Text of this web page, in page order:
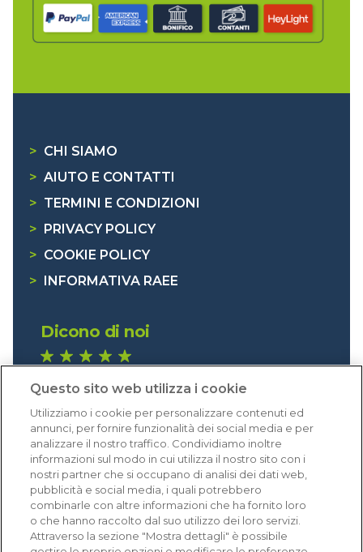
> CHI SIAMO
> AIUTO E CONTATTI
> TERMINI E CONDIZIONI
>
PRIVACY POLICY
> COOKIE POLICY
>
INFORMATIVA RAEE
Dicono di noi
Eccellente (4,8)
Acquisti verificati
Questo sito web utilizza i cookie
Utilizziamo i cookie per personalizzare contenuti ed
annunci, per fornire funzionalità dei social media e per
analizzare il nostro traffico. Condividiamo inoltre
informazioni sul modo in cui utilizza il nostro sito con i
nostri partner che si occupano di analisi dei dati web,
pubblicità e social media, i quali potrebbero
combinarle con altre informazioni che ha fornito loro
o che hanno raccolto dal suo utilizzo dei loro servizi.
Attraverso la sezione "Mostra dettagli" è possibile